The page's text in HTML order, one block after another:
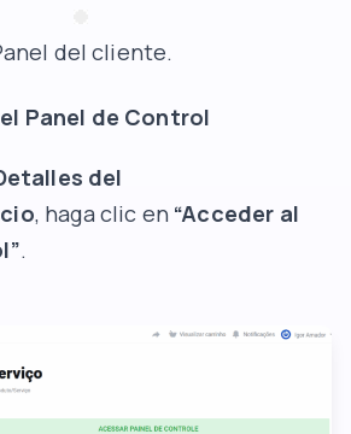
del cliente.
Panel de Control
del
, haga clic en “Acceder al
.